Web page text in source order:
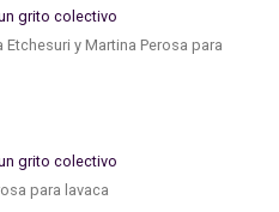
y Martina Perosa para
para lavaca